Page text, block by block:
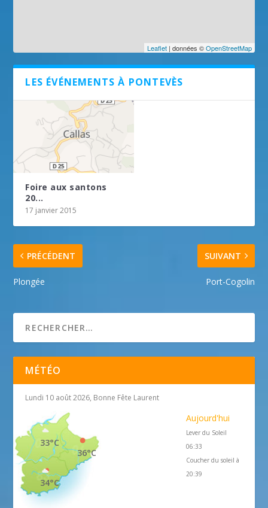
Leaflet| données ©OpenStreetMap
LES ÉVÉNEMENTS À PONTEVÈS
Foire aux santons
20...
17 janvier 2015
PRÉCÉDENT
Plongée
SUIVANT
Port-Cogolin
MÉTÉO
Lundi 10 août 2026, Bonne Fête Laurent
36°C
33°C
34°C
Aujourd'hui
Lever du Soleil
06:33
Coucher du soleil à
20:39